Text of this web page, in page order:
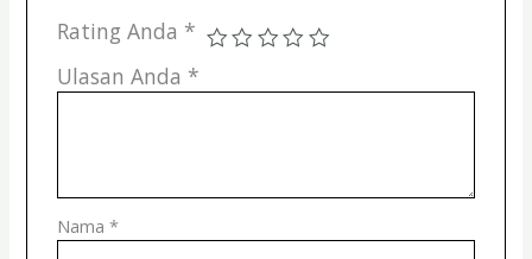
Rating Anda *
Ulasan Anda *
Nama *